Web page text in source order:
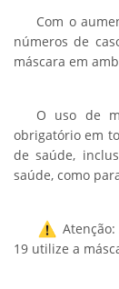
Com o
números de
máscara em
O uso de
obrigatório em
de saúde,
saúde, como
19 utilize a